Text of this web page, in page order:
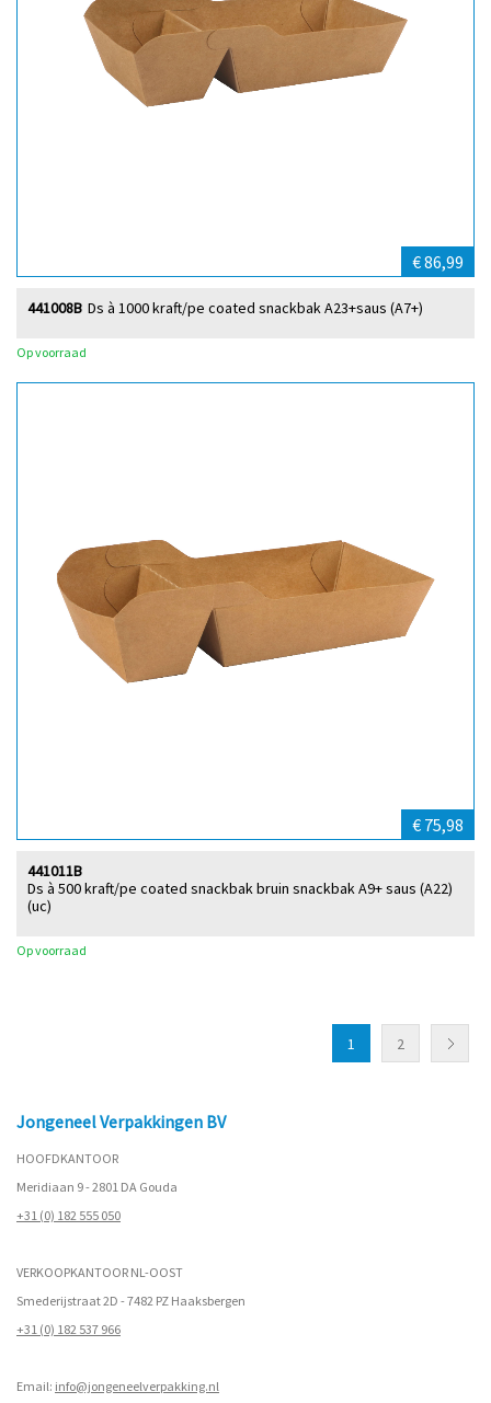
€ 86,99
Ds à 1000 kraft/pe coated snackbak A23+saus (A7+)
441008B
Op voorraad
€ 75,98
Ds à 500 kraft/pe coated snackbak bruin snackbak A9+ saus (A22)
(uc)
441011B
Op voorraad
1 2
Jongeneel Verpakkingen BV
HOOFDKANTOOR
Meridiaan 9 - 2801 DA Gouda
+31 (0) 182 555 050
VERKOOPKANTOOR NL-OOST
Smederijstraat 2D - 7482 PZ Haaksbergen
+31 (0) 182 537 966
Email: info@jongeneelverpakking.nl